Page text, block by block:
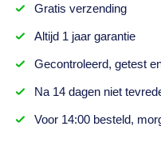
Gratis verzending
Altijd 1 jaargarantie
Gecontroleerd, getest
Na 14 dagenniet
Voor 14:00 besteld,